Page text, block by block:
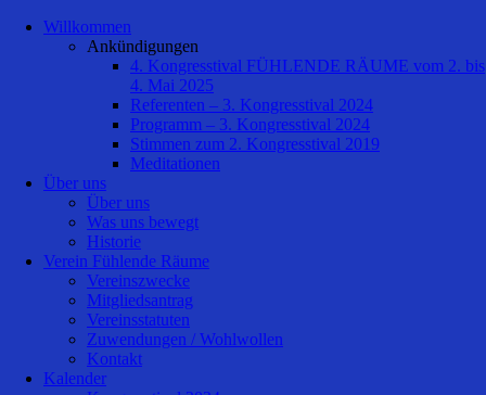
Willkommen
Ankündigungen
4. Kongresstival FÜHLENDE RÄUME vom 2. bis
4. Mai 2025
Referenten – 3. Kongresstival 2024
Programm – 3. Kongresstival 2024
Stimmen zum 2. Kongresstival 2019
Meditationen
Über uns
Über uns
Was uns bewegt
Historie
Verein Fühlende Räume
Vereinszwecke
Mitgliedsantrag
Vereinsstatuten
Zuwendungen / Wohlwollen
Kontakt
Kalender